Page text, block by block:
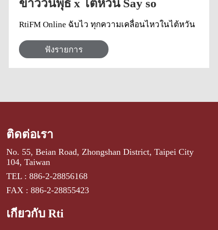
ข่าววันพุธ x ไต้หวัน Say so
RtiFM Online ฉับไว ทุกความเคลื่อนไหวในไต้หวัน
ฟังรายการ
ติดต่อเรา
No. 55, Beian Road, Zhongshan District, Taipei City
104, Taiwan
TEL : 886-2-28856168
FAX : 886-2-28855423
เกี่ยวกับ Rti